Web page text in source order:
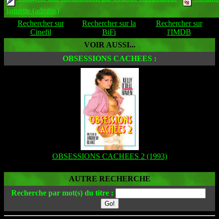
jaquette (admins)
Rechercher sur
Cinefil
Rechercher sur la
BiFi
Rechercher sur
l'IMDB
VOIR AUSSI...
OBSESSIONS CACHEES :
OBSESSIONS CACHEES 2 (1993)
AUTRE RECHERCHE
Recherche par mot(s) du titre :